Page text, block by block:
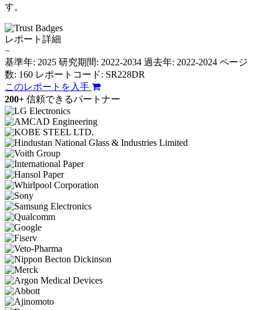
す。
レポート詳細
−
基準年: 2025 研究期間: 2022-2034 過去年: 2022-2024 ページ
数: 160 レポートコード: SR228DR
このレポートを入手
200+ 信頼できるパートナー